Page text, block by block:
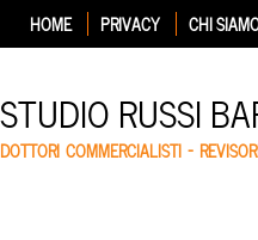
HOME PRIVACY CHI
STUDIO RUSSI
DOTTORI COMMERCIALISTI –